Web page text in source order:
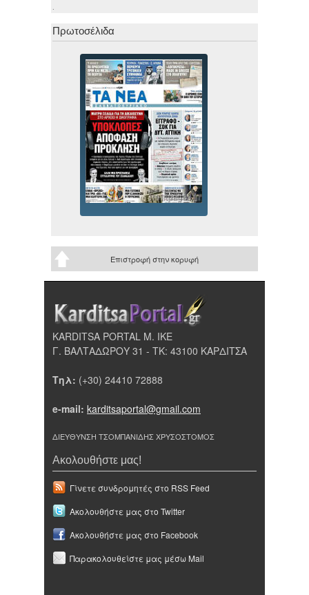
.
Πρωτοσέλιδα
Επιστροφή στην κορυφή
KARDITSA PORTAL Μ. ΙΚΕ
Γ. ΒΑΛΤΑΔΩΡΟΥ 31 - ΤΚ: 43100 ΚΑΡΔΙΤΣΑ
Τηλ: (+30) 24410 72888
e-mail: karditsaportal@gmail.com
ΔΙΕΥΘΥΝΣΗ ΤΣΟΜΠΑΝΙΔΗΣ ΧΡΥΣΟΣΤΟΜΟΣ
Ακολουθήστε μας!
Γίνετε συνδρομητές στο RSS Feed
Ακολουθήστε μας στο Twitter
Ακολουθήστε μας στο Facebook
Παρακολουθείστε μας μέσω Mail